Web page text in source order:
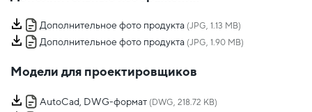
Дополнительное фото продукта (JPG, 1.13 MB)
Дополнительное фото продукта (JPG, 1.90 MB)
Модели для проектировщиков
AutoCad, DWG-формат (DWG, 218.72 KB)